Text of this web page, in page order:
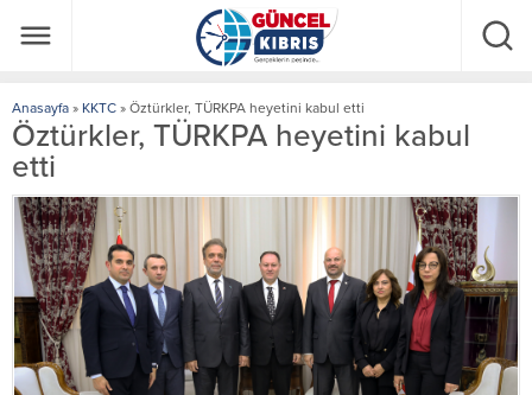
Anasayfa » KKTC » Öztürkler, TÜRKPA heyetini kabul etti
Öztürkler, TÜRKPA heyetini kabul
etti